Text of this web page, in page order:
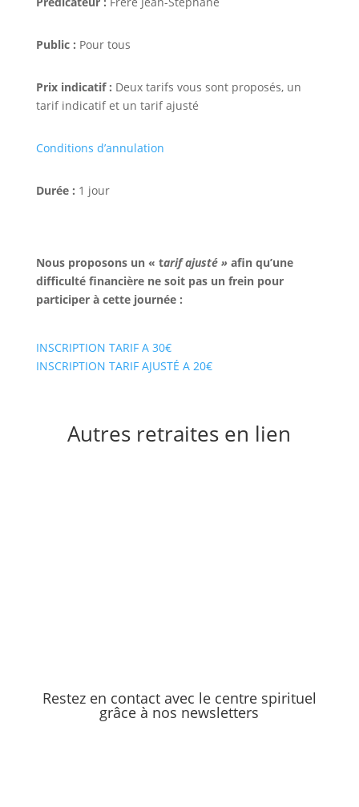
Public : Pour tous
Prix indicatif : Deux tarifs vous sont proposés, un
tarif indicatif et un tarif ajusté
Conditions d’annulation
Durée : 1 jour
Nous proposons un « tarif ajusté »afin qu’une
difficulté financière ne soit pas un frein pour
participer à cette journée :
INSCRIPTION TARIF A 30€
INSCRIPTION TARIF AJUSTÉ A 20€
Autres retraites en lien
Restez en contact avec le centre spirituel
grâce à nos newsletters